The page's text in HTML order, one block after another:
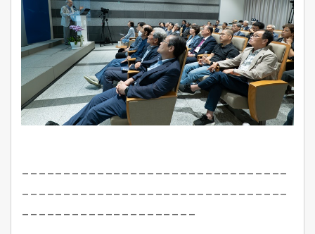
--------------------------------
--------------------------------
---------------------